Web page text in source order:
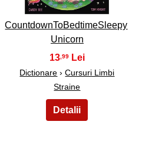
CountdownToBedtimeSleepy
Unicorn
13 ,99
Dictionare ›Cursuri Limbi
Straine